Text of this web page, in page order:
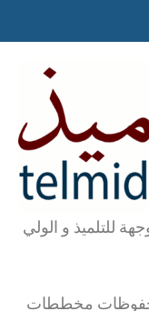
للتلميذ و الولي
مخططات